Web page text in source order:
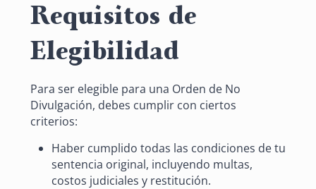
Requisitos de
Elegibilidad
Para ser elegible para una Orden de No
Divulgación, debes cumplir con ciertos
criterios:
Haber cumplido todas las condiciones de tu
sentencia original, incluyendo multas,
costos judiciales y restitución.